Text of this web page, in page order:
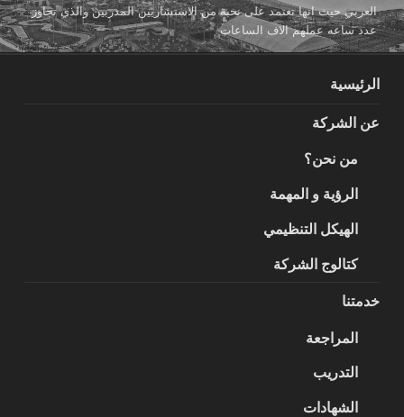
العربي حيث انها تعتمد على نخبة من الاستشاريين المدربين والذي تجاوز
عدد ساعه عملهم الاف الساعات
الرئيسية
عن الشركة
من نحن؟
الرؤية و المهمة
الهيكل التنظيمي
كتالوج الشركة
خدمتنا
المراجعة
التدريب
الشهادات